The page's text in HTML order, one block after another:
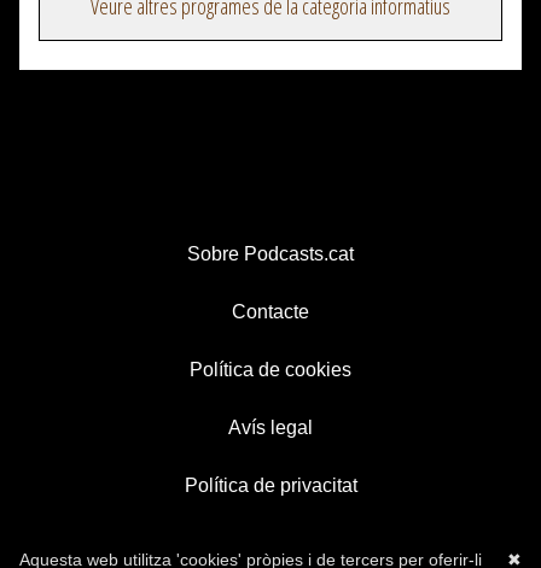
Veure altres programes de la categoria informatius
Sobre Podcasts.cat
Contacte
Política de cookies
Avís legal
Política de privacitat
✖
Aquesta web utilitza 'cookies' pròpies i de tercers per oferir-li